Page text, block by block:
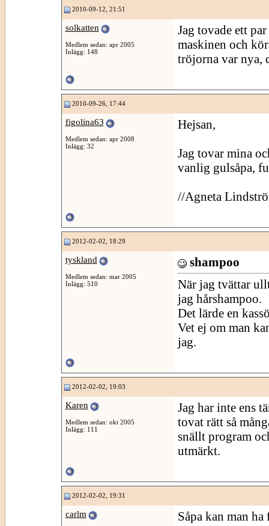
2010-09-12, 21:51
solkatten
Medlem sedan: apr 2005
Inlägg: 148
Jag tovade ett
maskinen och
tröjorna var nya,
2010-09-26, 17:44
figolina63
Medlem sedan: apr 2008
Inlägg: 32
Hejsan,
Jag tovar mina
vanlig gulsåpa,
//Agneta
2012-02-02, 18:29
tyskland
Medlem sedan: mar 2005
Inlägg: 510
shampoo
När jag tvättar
jag hårshampoo.
Det lärde en
Vet ej om man
jag.
2012-02-02, 19:03
Karen
Medlem sedan: okt 2005
Inlägg: 111
Jag har inte ens
tovat rätt så
snällt program
utmärkt.
2012-02-02, 19:31
carlm
Såpa kan man